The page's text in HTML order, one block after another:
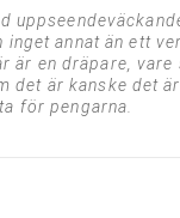
annat än ett
är en dräpare,
är kanske det
för pengarna.